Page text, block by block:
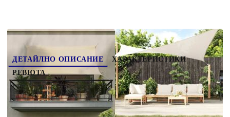
ДЕТАЙЛНО ОПИСАНИЕ
ХАРАКТЕРИСТИКИ
РЕВЮТА
Създайте малък заслон от слънцето, където
пожелаете, с този HDPE сенник. Това е
идеалният сенник, който да използвате във